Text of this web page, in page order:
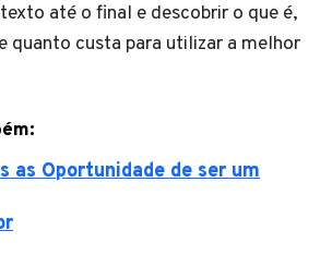
até o final e descobrir o que é,
quanto custa para utilizar a melhor
as Oportunidade de ser um